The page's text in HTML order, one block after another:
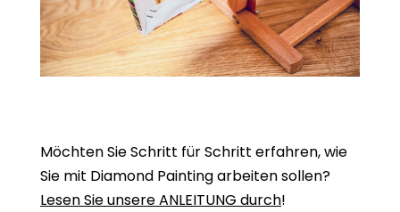
Möchten Sie Schritt für Schritt erfahren, wie
Sie mit Diamond Painting arbeiten sollen?
Lesen Sie unsere ANLEITUNG durch!